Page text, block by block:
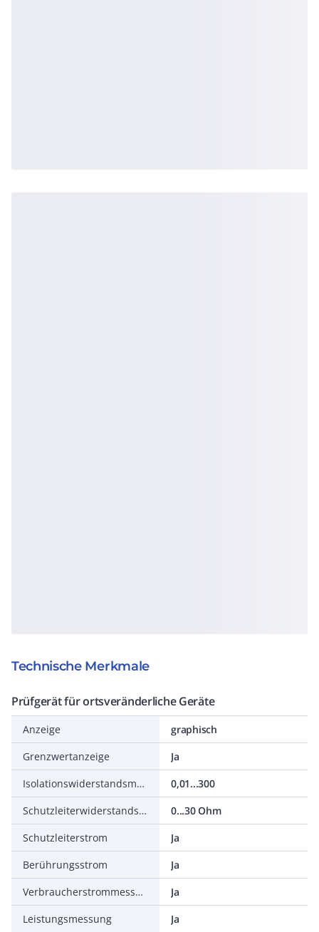
Technische Merkmale
Prüfgerät für ortsveränderliche Geräte
Anzeige
graphisch
Grenzwertanzeige
Ja
Isolationswiderstandsmessbereich
0,01...300
Schutzleiterwiderstandsmessbereich
0...30 Ohm
Schutzleiterstrom
Ja
Berührungsstrom
Ja
Verbraucherstrommessung
Ja
Leistungsmessung
Ja